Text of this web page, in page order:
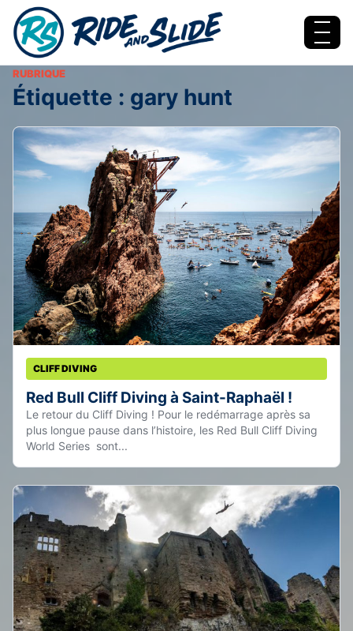
Aller au contenu
Menu
RUBRIQUE
Étiquette : gary hunt
CLIFF DIVING
Red Bull Cliff Diving à Saint-Raphaël !
Le retour du Cliff Diving ! Pour le redémarrage après sa
plus longue pause dans l’histoire, les Red Bull Cliff Diving
World Series sont...